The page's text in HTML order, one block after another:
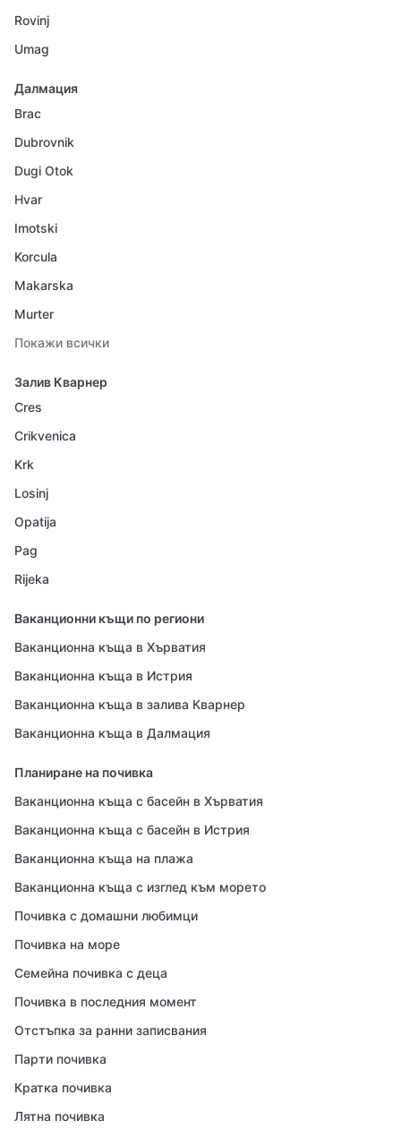
Rovinj
Umag
Далмация
Brac
Dubrovnik
Dugi Otok
Hvar
Imotski
Korcula
Makarska
Murter
Покажи всички
Залив Кварнер
Cres
Crikvenica
Krk
Losinj
Opatija
Pag
Rijeka
Ваканционни къщи по региони
Ваканционна къща в Хърватия
Ваканционна къща в Истрия
Ваканционна къща в залива Кварнер
Ваканционна къща в Далмация
Планиране на почивка
Ваканционна къща с басейн в Хърватия
Ваканционна къща с басейн в Истрия
Ваканционна къща на плажа
Ваканционна къща с изглед към морето
Почивка с домашни любимци
Почивка на море
Семейна почивка с деца
Почивка в последния момент
Отстъпка за ранни записвания
Парти почивка
Кратка почивка
Лятна почивка